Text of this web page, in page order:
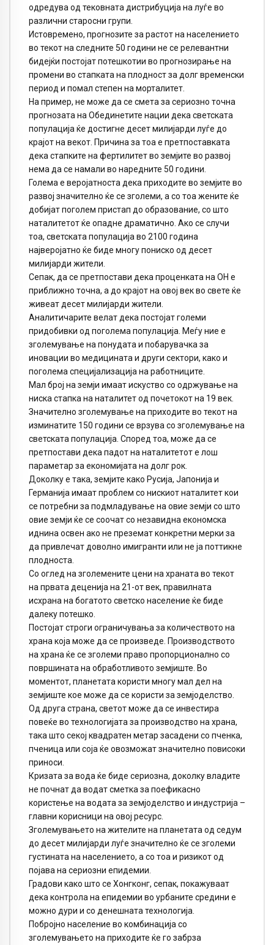
одредува од тековната дистрибуција на луѓе во
различни старосни групи.
Истовремено, прогнозите за растот на населението
во текот на следните 50 години не се релевантни
бидејќи постојат потешкотии во прогнозирање на
промени во стапката на плодност за долг временски
период и помал степен на морталитет.
На пример, не може да се смета за сериозно точна
прогнозата на Обединетите нации дека светската
популација ќе достигне десет милијарди луѓе до
крајот на векот. Причина за тоа е претпоставката
дека стапките на фертилитет во земјите во развој
нема да се намали во наредните 50 години.
Голема е веројатноста дека приходите во земјите во
развој значително ќе се зголеми, а со тоа жените ќе
добијат поголем пристап до образование, со што
наталитетот ќе опадне драматично. Ако се случи
тоа, светската популација во 2100 година
најверојатно ќе биде многу пониско од десет
милијарди жители.
Сепак, да се претпостави дека проценката на ОН е
приближно точна, а до крајот на овој век во свете ќе
живеат десет милијарди жители.
Аналитичарите велат дека постојат големи
придобивки од поголема популација. Меѓу ние е
зголемување на понудата и побарувачка за
иновации во медицината и други сектори, како и
поголема специјализација на работниците.
Мал број на земји имаат искуство со одржување на
ниска стапка на наталитет од почетокот на 19 век.
Значително зголемување на приходите во текот на
изминатите 150 години се врзува со зголемување на
светската популација. Според тоа, може да се
претпостави дека падот на наталитетот е лош
параметар за економијата на долг рок.
Доколку е така, земјите како Русија, Јапонија и
Германија имаат проблем со нискиот наталитет кои
се потребни за подмладување на овие земји со што
овие земји ќе се соочат со незавидна економска
иднина освен ако не преземат конкретни мерки за
да привлечат доволно имигранти или не ја поттикне
плодноста.
Со оглед на зголемените цени на храната во текот
на првата деценија на 21-от век, правилната
исхрана на богатото светско население ќе биде
далеку потешко.
Постојат строги ограничувања за количеството на
храна која може да се произведе. Производството
на храна ќе се зголеми право пропорционално со
површината на обработливото земјиште. Во
моментот, планетата користи многу мал дел на
земјиште кое може да се користи за земјоделство.
Од друга страна, светот може да се инвестира
повеќе во технологијата за производство на храна,
така што секој квадратен метар засадени со пченка,
пченица или соја ќе овозможат значително повисоки
приноси.
Кризата за вода ќе биде сериозна, доколку владите
не почнат да водат сметка за поефикасно
користење на водата за земјоделство и индустрија –
главни корисници на овој ресурс.
Зголемувањето на жителите на планетата од седум
до десет милијарди луѓе значително ќе се зголеми
густината на населението, а со тоа и ризикот од
појава на сериозни епидемии.
Градови како што се Хонгконг, сепак, покажуваат
дека контрола на епидемии во урбаните средини е
можно дури и со денешната технологија.
Побројно население во комбинација со
зголемувањето на приходите ќе го забрза